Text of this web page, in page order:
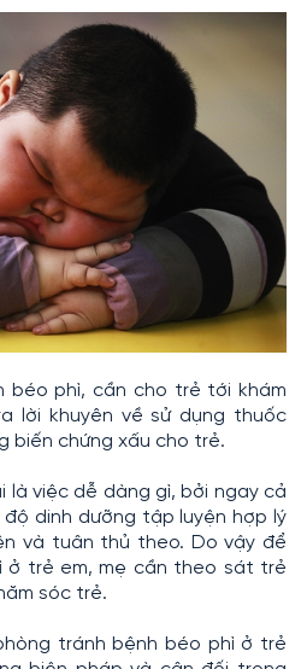
béo phì, cần cho trẻ tới khám
lời khuyên về sử dụng thuốc
biến chứng xấu cho trẻ.
là việc dễ dàng gì, bởi ngay cả
dinh dưỡng tập luyện hợp lý
và tuân thủ theo. Do vậy để
ở trẻ em, mẹ cần theo sát trẻ
sóc trẻ.
tránh bệnh béo phì ở trẻ